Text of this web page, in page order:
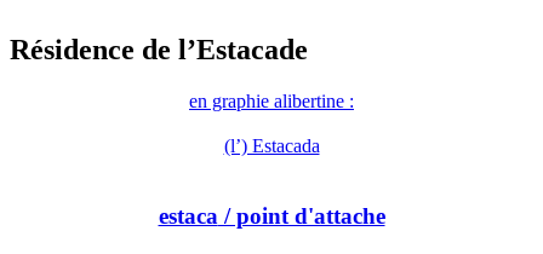
Résidence de l’Estacade
en graphie alibertine :
(l’) Estacada
estaca / point d'attache